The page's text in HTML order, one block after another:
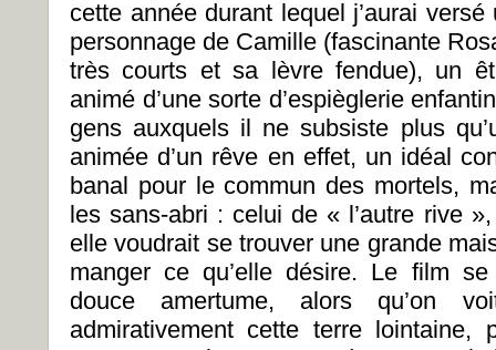
cette année durant lequel j’aurai
personnage de Camille (fascinante
très courts et sa lèvre fendue), un
animé d’une sorte d’espièglerie
gens auxquels il ne subsiste plus
animée d’un rêve en effet, un idéal
banal pour le commun des mortels,
les sans-abri : celui de « l’autre rive
elle voudrait se trouver une grande
manger ce qu’elle désire. Le film
douce amertume, alors qu’on
admirativement cette terre lointaine,